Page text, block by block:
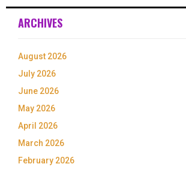
ARCHIVES
August 2026
July 2026
June 2026
May 2026
April 2026
March 2026
February 2026